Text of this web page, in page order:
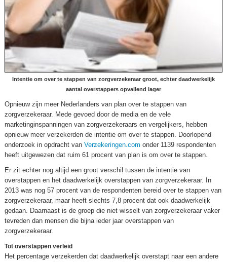
Intentie om over te stappen van zorgverzekeraar groot, echter daadwerkelijk
aantal overstappers opvallend lager
Opnieuw zijn meer Nederlanders van plan over te stappen van
zorgverzekeraar. Mede gevoed door de media en de vele
marketinginspanningen van zorgverzekeraars en vergelijkers, hebben
opnieuw meer verzekerden de intentie om over te stappen. Doorlopend
onderzoek in opdracht van Verzekeringen.com onder 1139 respondenten
heeft uitgewezen dat ruim 61 procent van plan is om over te stappen.
Er zit echter nog altijd een groot verschil tussen de intentie van
overstappen en het daadwerkelijk overstappen van zorgverzekeraar. In
2013 was nog 57 procent van de respondenten bereid over te stappen van
zorgverzekeraar, maar heeft slechts 7,8 procent dat ook daadwerkelijk
gedaan. Daarnaast is de groep die niet wisselt van zorgverzekeraar vaker
tevreden dan mensen die bijna ieder jaar overstappen van
zorgverzekeraar.
Tot overstappen verleid
Het percentage verzekerden dat daadwerkelijk overstapt naar een andere